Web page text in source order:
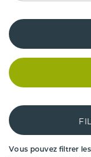
Vous pouvez filtrer